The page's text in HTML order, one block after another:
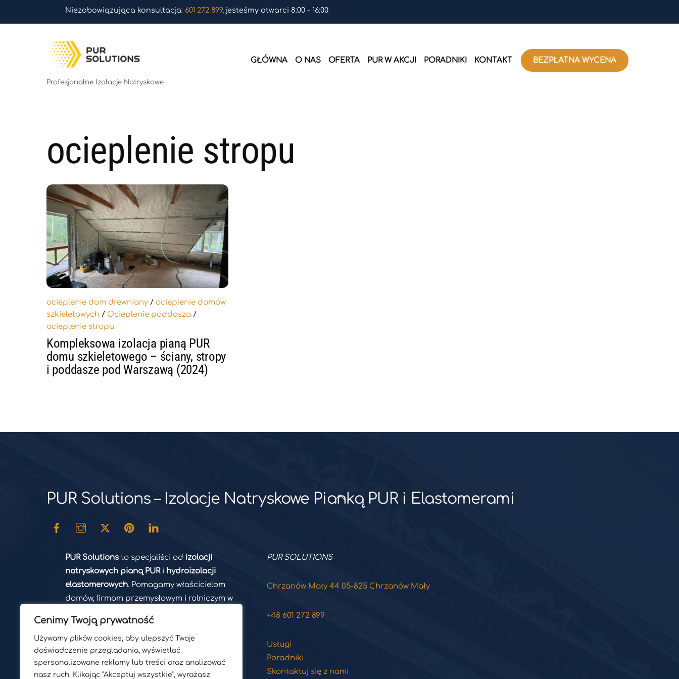
Cenimy Twoją prywatność
Używamy plików cookies, aby ulepszyć Twoje
doświadczenie przeglądania, wyświetlać
spersonalizowane reklamy lub treści oraz analizować
nasz ruch. Klikając "Akceptuj wszystkie", wyrażasz
Niezobowiązująca konsultacja: 601 272 899, jesteśmy otwarci 8:00 - 16:00
Profesjonalne Izolacje Natryskowe
GŁÓWNA O NAS OFERTA PUR W AKCJI PORADNIKI KONTAKT BEZPŁATNA WYCENA
ocieplenie stropu
ocieplenie dom drewniany / ocieplenie domów
szkieletowych / Ocieplenie poddasza /
ocieplenie stropu
Kompleksowa izolacja pianą PUR
domu szkieletowego – ściany, stropy
i poddasze pod Warszawą (2024)
Back
PUR Solutions – Izolacje Natryskowe Pianką PUR i Elastomerami
PUR Solutions to specjaliści od izolacji
natryskowych pianą PURi hydroizolacji
elastomerowych. Pomagamy właścicielom
domów, firmom przemysłowym i rolniczym w
ochronie budynków przed wilgocią.
PUR SOLUTIONS
Chrzanów Mały 44 05-825 Chrzanów Mały
+48 601 272 899
Usługi
Poradniki
Skontaktuj się z nami